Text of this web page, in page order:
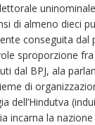
di almeno dieci
conseguita dal
sproporzione
dal BPJ, ala
di
dell’Hindutva
incarna la